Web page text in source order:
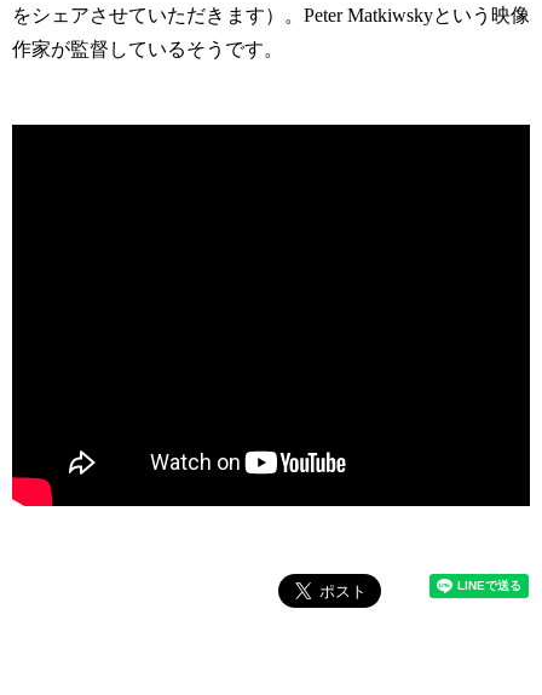
をシェアさせていただきます）。Peter Matkiwskyという映像
作家が監督しているそうです。